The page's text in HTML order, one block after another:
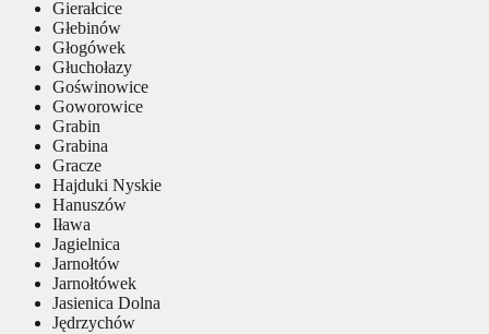
Gierałcice
Głebinów
Głogówek
Głuchołazy
Goświnowice
Goworowice
Grabin
Grabina
Gracze
Hajduki Nyskie
Hanuszów
Iława
Jagielnica
Jarnołtów
Jarnołtówek
Jasienica Dolna
Jędrzychów